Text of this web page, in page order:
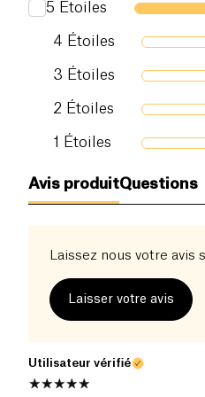
cutanée chez la femme.
L'ylang ylang est récolté
Madagascar, pour
en retirer le maximum de
fois ramassées, les fleurs
essentielle. Le produit
conditionné dans un
dégrader le produit qui
5 Étoiles
4 Étoiles
3 Étoiles
2 Étoiles
1 Étoiles
Avis produitQuestions
Laissez nous votre avis
Laisser votre avis
Utilisateur vérifié